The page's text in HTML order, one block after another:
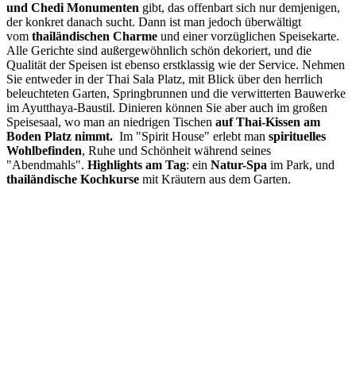
und Chedi Monumenten gibt, das offenbart sich nur demjenigen,
der konkret danach sucht. Dann ist man jedoch überwältigt
vom thailändischen Charme und einer vorzüglichen Speisekarte.
Alle Gerichte sind außergewöhnlich schön dekoriert, und die
Qualität der Speisen ist ebenso erstklassig wie der Service. Nehmen
Sie entweder in der Thai Sala Platz, mit Blick über den herrlich
beleuchteten Garten, Springbrunnen und die verwitterten Bauwerke
im Ayutthaya-Baustil. Dinieren können Sie aber auch im großen
Speisesaal, wo man an niedrigen Tischen auf Thai-Kissen am
Boden Platz nimmt. Im "Spirit House" erlebt man spirituelles
Wohlbefinden, Ruhe und Schönheit während seines
"Abendmahls". Highlights am Tag: ein Natur-Spa im Park, und
thailändische Kochkurse mit Kräutern aus dem Garten.